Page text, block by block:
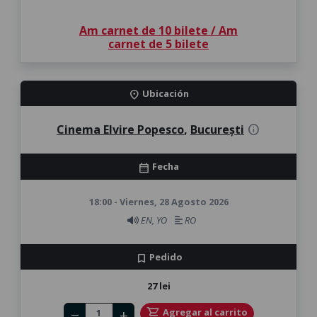
Am carnet de 10 bilete / Am
carnet de 5 bilete
location_on Ubicación
Cinema Elvire Popesco, București info
calendar_month Fecha
18:00 - Viernes, 28 Agosto 2026
EN, YO
RO
bookmark Pedido
27 lei
Number of tickets
shopping_cart Agregar al carrito